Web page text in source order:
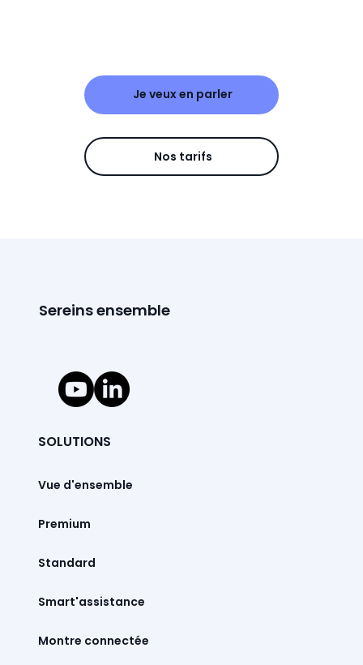
Je veux en parler
Nos tarifs
Sereins ensemble
SOLUTIONS
Vue d'ensemble
Premium
Standard
Smart'assistance
Montre connectée